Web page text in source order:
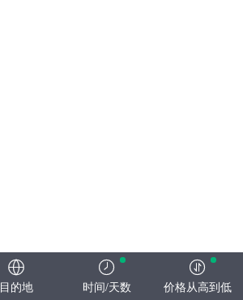
目的地 时间/天数 价格从高到低